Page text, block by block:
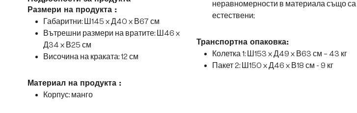
Размери на продукта :
Габаритни: Ш145 x Д40 x В67 см
Вътрешни размери на вратите: Ш46 x
Д34 x В25 см
Височина на краката: 12 см
Материал на продукта :
Корпус: манго
неравномерности в материала също са
естествени;
Транспортна опаковка:
Колетка 1: Ш153 x Д49 x В63 см – 43 кг
Пакет 2: Ш150 x Д46 x В18 см - 9 кг